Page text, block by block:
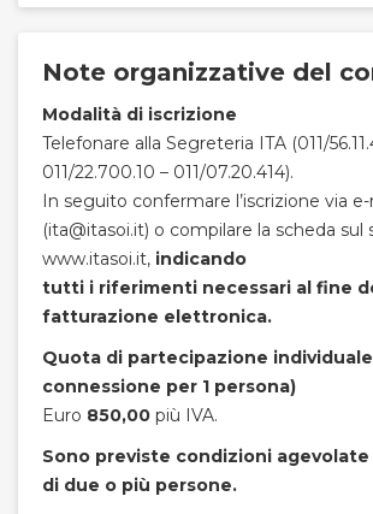
Note organizzative del
Modalità di iscrizione
Telefonare alla Segreteria ITA (011/
011/22.700.10 – 011/07.20.414).
In seguito confermare l’iscrizione via
(ita@itasoi.it) o compilare la scheda sul
www.itasoi.it, indicando
tutti i riferimenti necessari al fine
fatturazione elettronica.
Quota di partecipazione individuale
connessione per 1 persona)
Euro 850,00 più IVA.
Sono previste condizioni
di due o più persone.